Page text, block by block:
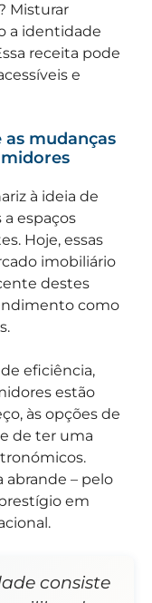
Misturar
a identidade
receita pode
e
mudanças
à ideia de
a espaços
Hoje, essas
imobiliário
destes
como
eficiência,
estão
às opções de
de ter uma
abrande – pelo
em
consiste